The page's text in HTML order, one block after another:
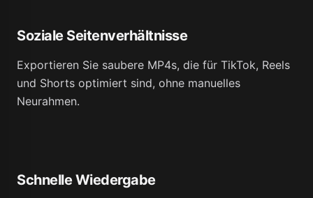
Soziale Seitenverhältnisse
Exportieren Sie saubere MP4s, die für TikTok, Reels
und Shorts optimiert sind, ohne manuelles
Neurahmen.
Schnelle Wiedergabe